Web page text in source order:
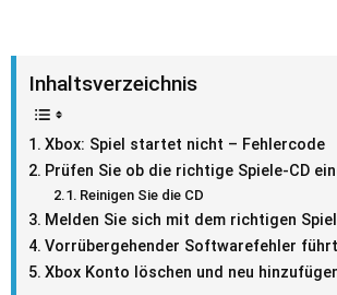
Inhaltsverzeichnis
Xbox: Spiel startet nicht – Fehlercode
Prüfen Sie ob die richtige Spiele-CD
Reinigen Sie die CD
Melden Sie sich mit dem richtigen
Vorrübergehender Softwarefehler
Xbox Konto löschen und neu